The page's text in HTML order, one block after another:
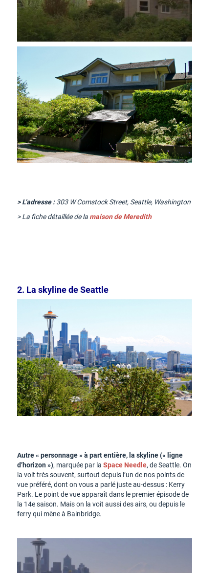
> L’adresse :303 W Comstock Street, Seattle, Washington
> La fiche détaillée de la maison de Meredith
2. La skyline de Seattle
Autre « personnage » à part entière, la skyline (« ligne
d’horizon »), marquée par la Space Needle, de Seattle. On
la voit très souvent, surtout depuis l’un de nos points de
vue préféré, dont on vous a parlé juste au-dessus : Kerry
Park. Le point de vue apparaît dans le premier épisode de
la 14e saison. Mais on la voit aussi des airs, ou depuis le
ferry qui mène à Bainbridge.